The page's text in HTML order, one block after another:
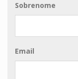
Sobrenome
Email